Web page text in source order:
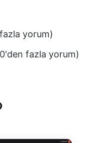
yorum)
fazla yorum)